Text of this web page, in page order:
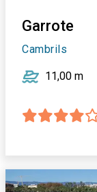
Garrote
Cambrils
11,00 m